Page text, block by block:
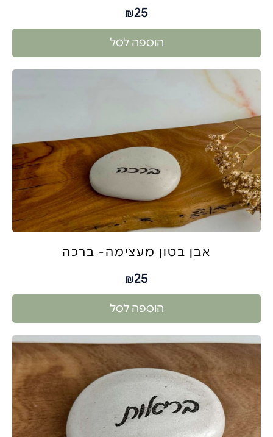
₪25
הוספה לסל
אבן בטון מעצימה- ברכה
₪25
הוספה לסל